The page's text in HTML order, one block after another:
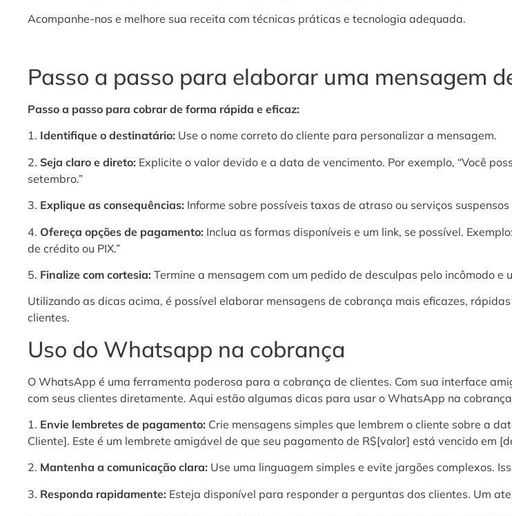
Acompanhe-nos e melhore sua receita com técnicas práticas e tecnologia adequada.
Passo a passo para elaborar uma mensagem
Passo a passo para cobrar de forma rápida e eficaz:
1. Identifique o destinatário: Use o nome correto do cliente para personalizar a mensagem.
2. Seja claro e direto: Explicite o valor devido e a data de vencimento. Por exemplo, “Você
setembro.”
3. Explique as consequências: Informe sobre possíveis taxas de atraso ou serviços
4. Ofereça opções de pagamento: Inclua as formas disponíveis e um link, se possível.
de crédito ou PIX.”
5. Finalize com cortesia: Termine a mensagem com um pedido de desculpas pelo incômodo
Utilizando as dicas acima, é possível elaborar mensagens de cobrança mais eficazes,
clientes.
Uso do Whatsapp na cobrança
O WhatsApp é uma ferramenta poderosa para a cobrança de clientes. Com sua interface
com seus clientes diretamente. Aqui estão algumas dicas para usar o WhatsApp na
1. Envie lembretes de pagamento: Crie mensagens simples que lembrem o cliente sobre a
Cliente]. Este é um lembrete amigável de que seu pagamento de R$[valor] está vencido em
2. Mantenha a comunicação clara: Use uma linguagem simples e evite jargões complexos.
3. Responda rapidamente: Esteja disponível para responder a perguntas dos clientes. Um